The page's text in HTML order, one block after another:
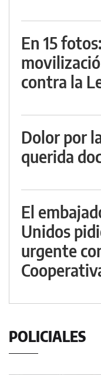
En 15
contra la
Dolor por
querida
El
Unidos
urgente
POLICIALES